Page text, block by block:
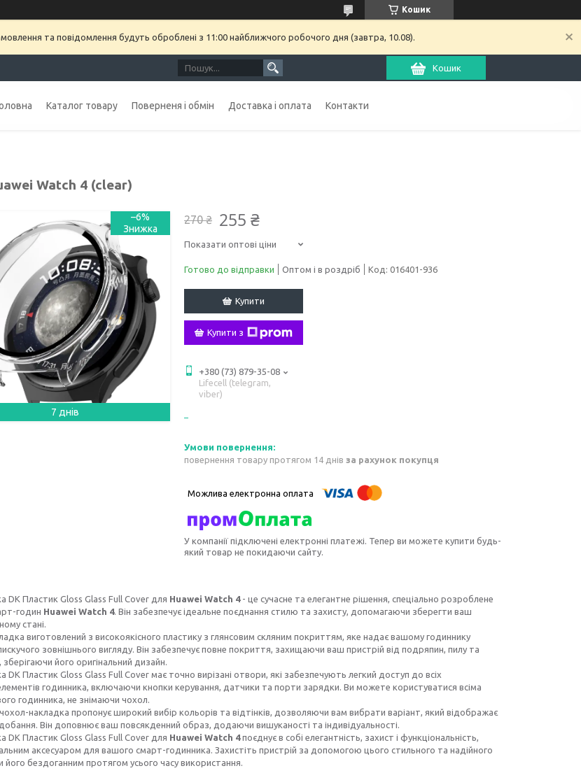
Кошик
та повідомлення будуть оброблені з 11:00 найближчого робочого дня (завтра, 10.08).
Кошик
Каталог товару Поверненя і обмін Доставка і оплата Контакти
Watch 4 (clear)
–6%
7 днів
270 ₴ 255 ₴
Показати оптові ціни
Готово до відправки Оптом і в роздріб Код: 016401-936
Купити
Купити з
+380 (73) 879-35-08
Lifecell (telegram,
viber)
повернення товару протягом 14 днів за рахунок покупця
У компанії підключені електронні платежі. Тепер ви можете купити будь-
який товар не покидаючи сайту.
DK Пластик Gloss Glass Full Cover для Huawei Watch 4- це сучасне та елегантне рішення, спеціально розроблене
годин Huawei Watch 4. Він забезпечує ідеальне поєднання стилю та захисту, допомагаючи зберегти ваш
стані.
виготовлений з високоякісного пластику з глянсовим скляним покриттям, яке надає вашому годиннику
зовнішнього вигляду. Він забезпечує повне покриття, захищаючи ваш пристрій від подряпин, пилу та
зберігаючи його оригінальний дизайн.
DK Пластик Gloss Glass Full Cover має точно вирізані отвори, які забезпечують легкий доступ до всіх
годинника, включаючи кнопки керування, датчики та порти зарядки. Ви можете користуватися всіма
годинника, не знімаючи чохол.
накладка пропонує широкий вибір кольорів та відтінків, дозволяючи вам вибрати варіант, який відображає
Він доповнює ваш повсякденний образ, додаючи вишуканості та індивідуальності.
DK Пластик Gloss Glass Full Cover для Huawei Watch 4поєднує в собі елегантність, захист і функціональність,
аксесуаром для вашого смарт-годинника. Захистіть пристрій за допомогою цього стильного та надійного
його бездоганним протягом усього часу використання.